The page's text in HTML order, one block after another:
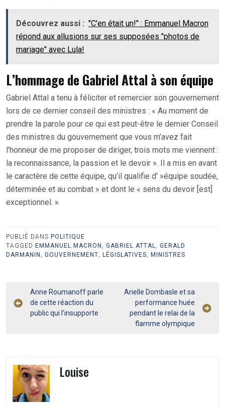
Découvrez aussi : "C'en était un!" : Emmanuel Macron
répond aux allusions sur ses supposées "photos de
mariage" avec Lula!
L’hommage de Gabriel Attal à son équipe
Gabriel Attal a tenu à féliciter et remercier son gouvernement
lors de ce dernier conseil des ministres : « Au moment de
prendre la parole pour ce qui est peut-être le dernier Conseil
des ministres du gouvernement que vous m’avez fait
l’honneur de me proposer de diriger, trois mots me viennent :
la reconnaissance, la passion et le devoir ». Il a mis en avant
le caractère de cette équipe, qu’il qualifie d’ »équipe soudée,
déterminée et au combat » et dont le « sens du devoir [est]
exceptionnel. »
PUBLIÉ DANS POLITIQUE
TAGGED EMMANUEL MACRON , GABRIEL ATTAL, GERALD
DARMANIN , GOUVERNEMENT, LÉGISLATIVES, MINISTRES
Navigation
de
Anne Roumanoff parle
de cette réaction du
public qui l’insupporte
Arielle Dombasle et sa
performance huée
pendant le relai de la
flamme olympique
Louise